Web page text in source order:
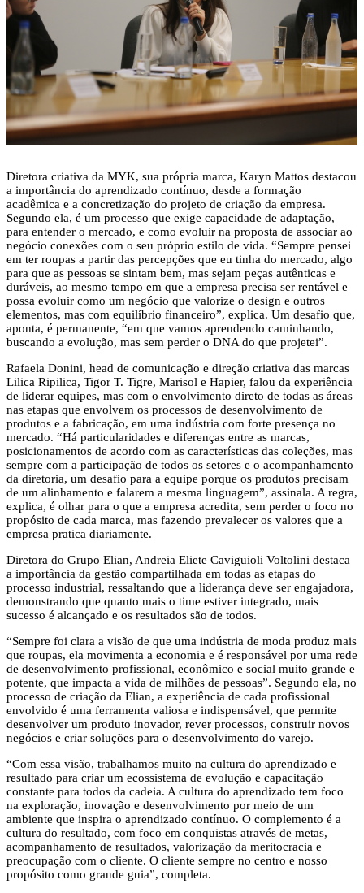
Diretora criativa da MYK, sua própria marca, Karyn Mattos destacou
a importância do aprendizado contínuo, desde a formação
acadêmica e a concretização do projeto de criação da empresa.
Segundo ela, é um processo que exige capacidade de adaptação,
para entender o mercado, e como evoluir na proposta de associar ao
negócio conexões com o seu próprio estilo de vida. “Sempre pensei
em ter roupas a partir das percepções que eu tinha do mercado, algo
para que as pessoas se sintam bem, mas sejam peças autênticas e
duráveis, ao mesmo tempo em que a empresa precisa ser rentável e
possa evoluir como um negócio que valorize o design e outros
elementos, mas com equilíbrio financeiro”, explica. Um desafio que,
aponta, é permanente, “em que vamos aprendendo caminhando,
buscando a evolução, mas sem perder o DNA do que projetei”.
Rafaela Donini, head de comunicação e direção criativa das marcas
Lilica Ripilica, Tigor T. Tigre, Marisol e Hapier, falou da experiência
de liderar equipes, mas com o envolvimento direto de todas as áreas
nas etapas que envolvem os processos de desenvolvimento de
produtos e a fabricação, em uma indústria com forte presença no
mercado. “Há particularidades e diferenças entre as marcas,
posicionamentos de acordo com as características das coleções, mas
sempre com a participação de todos os setores e o acompanhamento
da diretoria, um desafio para a equipe porque os produtos precisam
de um alinhamento e falarem a mesma linguagem”, assinala. A regra,
explica, é olhar para o que a empresa acredita, sem perder o foco no
propósito de cada marca, mas fazendo prevalecer os valores que a
empresa pratica diariamente.
Diretora do Grupo Elian, Andreia Eliete Caviguioli Voltolini destaca
a importância da gestão compartilhada em todas as etapas do
processo industrial, ressaltando que a liderança deve ser engajadora,
demonstrando que quanto mais o time estiver integrado, mais
sucesso é alcançado e os resultados são de todos.
“Sempre foi clara a visão de que uma indústria de moda produz mais
que roupas, ela movimenta a economia e é responsável por uma rede
de desenvolvimento profissional, econômico e social muito grande e
potente, que impacta a vida de milhões de pessoas”. Segundo ela, no
processo de criação da Elian, a experiência de cada profissional
envolvido é uma ferramenta valiosa e indispensável, que permite
desenvolver um produto inovador, rever processos, construir novos
negócios e criar soluções para o desenvolvimento do varejo.
“Com essa visão, trabalhamos muito na cultura do aprendizado e
resultado para criar um ecossistema de evolução e capacitação
constante para todos da cadeia. A cultura do aprendizado tem foco
na exploração, inovação e desenvolvimento por meio de um
ambiente que inspira o aprendizado contínuo. O complemento é a
cultura do resultado, com foco em conquistas através de metas,
acompanhamento de resultados, valorização da meritocracia e
preocupação com o cliente. O cliente sempre no centro e nosso
propósito como grande guia”, completa.